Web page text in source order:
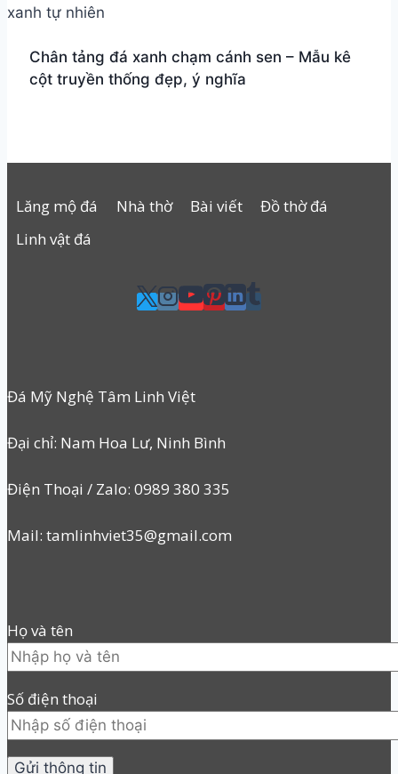
Chân tảng đá xanh chạm cánh sen – Mẫu kê
cột truyền thống đẹp, ý nghĩa
Lăng mộ đá Nhà thờ Bài viết
Đồ thờ đá
Linh vật đá
Đá Mỹ Nghệ Tâm Linh Việt
Đại chỉ: Nam Hoa Lư, Ninh Bình
Điện Thoại / Zalo: 0989 380 335
Mail: tamlinhviet35@gmail.com
Họ và tên
Số điện thoại